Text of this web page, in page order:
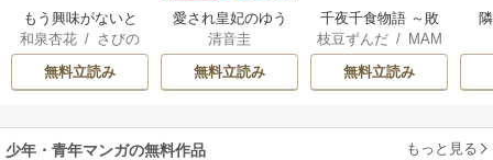
もう興味がないと
離婚された令嬢の
意外と楽しい新生
活
和泉杏花 / さびの
ぶち
無料立読み
愛され皇妃のゆう
うつ
清音圭
無料立読み
千夜千食物語 ～敗
国の姫ですが氷の
皇子殿下がどうも
溺愛してくれてい
枝豆ずんだ/ MAM
AKOTO/鴉羽凛燈
無料立読み
少年・青年マンガの無料作品 もっと見る